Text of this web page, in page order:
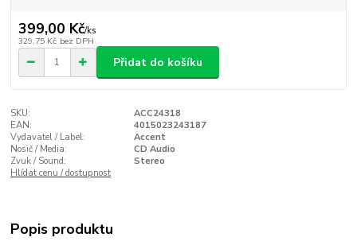
399,00 Kč/ks
329,75 Kč bez DPH
Přidat do košíku
SKU:
ACC24318
EAN:
4015023243187
Vydavatel / Label:
Accent
Nosič / Media:
CD Audio
Zvuk / Sound:
Stereo
Hlídat cenu / dostupnost
Popis produktu